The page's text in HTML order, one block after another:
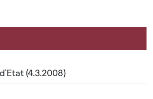
(4.3.2008)